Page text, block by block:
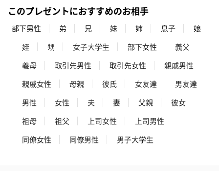
このプレゼントにおすすめのお相手
部下男性 弟 兄 妹 姉 息子
娘
姪
甥 女子大学生 部下女性
義父
義母
取引先男性 取引先女性
親戚男性
親戚女性
母親 彼氏 女友達
男友達
男性
女性 夫 妻 父親
彼女
祖母
祖父 上司女性
上司男性
同僚女性
同僚男性 男子大学生